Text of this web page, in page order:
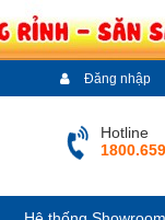
Đăng nhập
Hotline